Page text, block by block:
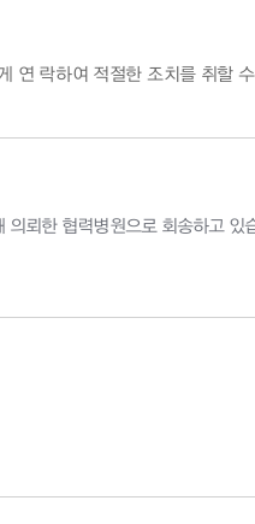
연 락하여 적절한 조치를 취할
뢰한 협력병원으로 회송하고 있